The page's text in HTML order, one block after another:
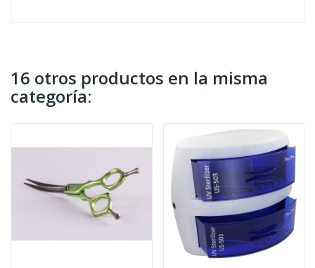
16 otros productos en la misma
categoría: